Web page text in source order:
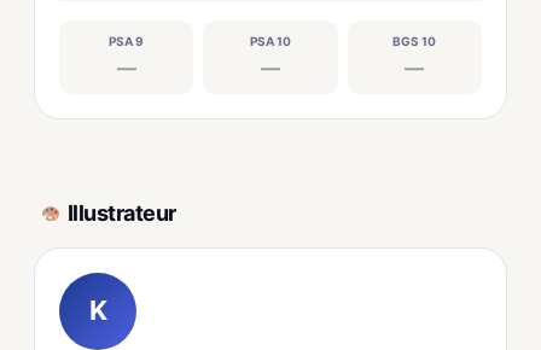
PSA 9
—
PSA 10
—
BGS 10
—
Illustrateur
K